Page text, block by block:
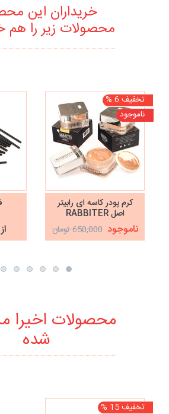
خریداران این
محصولات زیر را هم
تخفیف 6 %
ناموجود
کرم پودر کاسه ای رابیتر
اصل RABBITER
ناموجود 650,000 تومان از 5,200 تومان
محصولات اخیرا
شده
تخفیف 15 %